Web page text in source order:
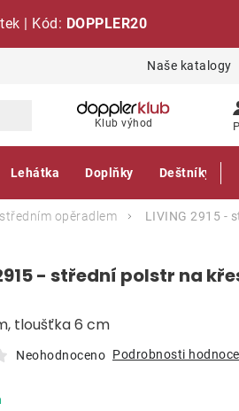
| Kód: DOPPLER20
Naše katalogy
Klub výhod
Lehátka Doplňky Deštníky
opěradlem
LIVING 2915 -
- střední polstr na
tloušťka 6 cm
Neohodnoceno Podrobnosti